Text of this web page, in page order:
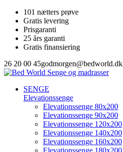
101 nætters prøve
Gratis levering
Prisgaranti
25 års garanti
Gratis finansiering
26 20 00 45godmorgen@bedworld.dk
SENGE
Elevationssenge
Elevationssenge 80x200
Elevationssenge 90x200
Elevationssenge 120x200
Elevationssenge 140x200
Elevationssenge 160x200
Elevationssenge 180x200